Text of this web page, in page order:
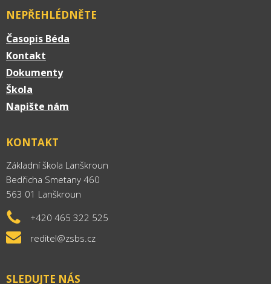
NEPŘEHLÉDNĚTE
Časopis Béda
Kontakt
Dokumenty
Škola
Napište nám
KONTAKT
Základní škola Lanškroun
Bedřicha Smetany 460
563 01 Lanškroun
+420 465 322 525
reditel@zsbs.cz
SLEDUJTE NÁS